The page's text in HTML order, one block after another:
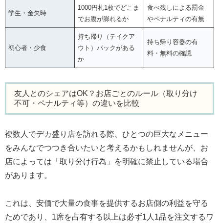
学生・金欠時
1000円札1枚でどこま
でお腹が膨れるか
食べ残しによる罰金
やペナルティの有無
初心者・少食
持ち帰り（テイクア
ウト）パックがある
か
持ち帰り容器の有
料・無料の確認
友人とのシェアはOK？お店ごとのルール（取り分け
不可・ペナルティ等）の違いを比較
複数人でデカ盛り店を訪れる際、ひとつの巨大なメニュー
をみんなでつつき合いたいと考えるかもしれませんが、お
店によっては「取り分け行為」を明確に禁止している場合
があります。
これは、安価で大量の食事を提供するお店側の利益を守る
ためであり、1席を占有する以上は必ず1人1品を注文するワ